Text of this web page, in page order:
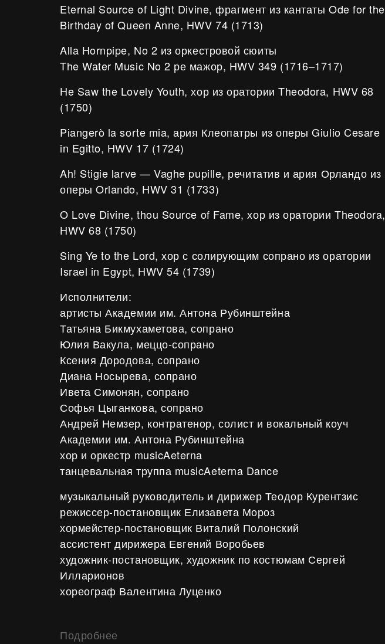
Eternal Source of Light Divine, фрагмент из кантаты Ode for the
Birthday of Queen Anne, HWV 74 (1713)
Alla Hornpipe, No 2 из оркестровой сюиты
The Water Music No 2 ре мажор, HWV 349 (1716–1717)
He Saw the Lovely Youth, хор из оратории Theodora, HWV 68
(1750)
Piangerò la sorte mia, ария Клеопатры из оперы Giulio Cesare
in Egitto, HWV 17 (1724)
Ah! Stigie larve — Vaghe pupille, речитатив и ария Орландо из
оперы Orlando, HWV 31 (1733)
O Love Divine, thou Source of Fame, хор из оратории Theodora,
HWV 68 (1750)
Sing Ye to the Lord, хор с солирующим сопрано из оратории
Israel in Egypt, HWV 54 (1739)
Исполнители:
артисты Академии им. Антона Рубинштейна
Татьяна Бикмухаметова, сопрано
Юлия Вакула, меццо-сопрано
Ксения Дородова, сопрано
Диана Носырева, сопрано
Ивета Симонян, сопрано
Софья Цыганкова, сопрано
Андрей Немзер, контратенор, солист и вокальный коуч
Академии им. Антона Рубинштейна
хор и оркестр musicAeterna
танцевальная труппа musicAeterna Dance
музыкальный руководитель и дирижер Теодор Курентзис
режиссер-постановщик Елизавета Мороз
хормейстер-постановщик Виталий Полонский
ассистент дирижера Евгений Воробьев
художник-постановщик, художник по костюмам Сергей
Илларионов
хореограф Валентина Луценко
Подробнее